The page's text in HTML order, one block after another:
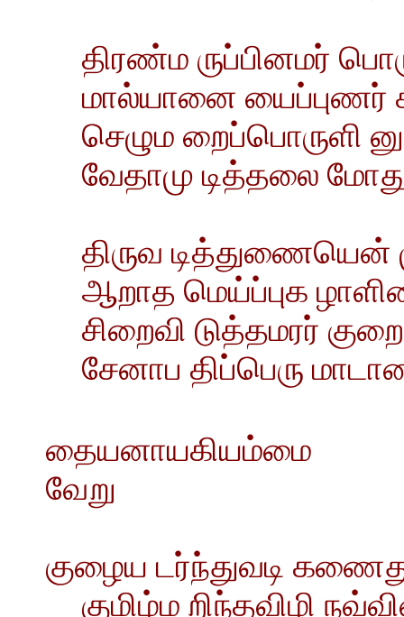
திரண்ம ருப்பினமர்
மால்யானை யைப்புணர்
செழும றைப்பொருளி
வேதாமு டித்தலை
திருவ டித்துணையென்
ஆறாத மெய்ப்புக
சிறைவி டுத்தமரர்
சேனாப திப்பெரு
தையனாயகியம்மை
வேறு
குழைய டர்ந்துவடி
குமிழ்ம றிந்தவிழி